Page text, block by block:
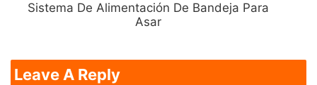
Sistema De Alimentación De Bandeja Para
Asar
Leave A Reply